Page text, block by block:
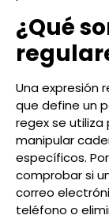
¿Qué
Una expresión
que define un
regex se utiliza
manipular
específicos.
comprobar si
correo
teléfono o